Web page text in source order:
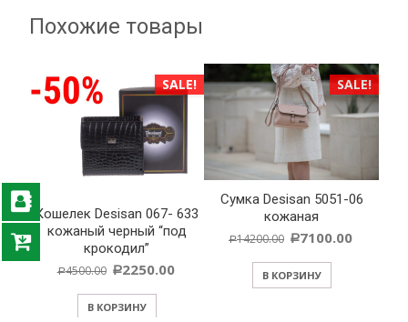
Похожие товары
SALE!
Кошелек Desisan 067- 633
кожаный черный “под
крокодил”
Р4500.00 Р2250.00
В КОРЗИНУ
SALE!
Cумка Desisan 5051-06
кожаная
Р14200.00 Р7100.00
В КОРЗИНУ